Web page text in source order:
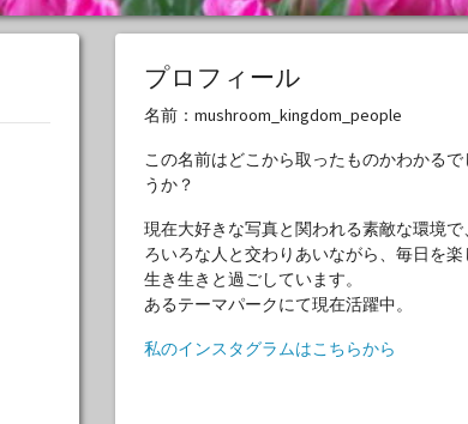
プロフィール
名前：mushroom_kingdom_people
この名前はどこから取ったものかわかるで
うか？
現在大好きな写真と関われる素敵な環境で
ろいろな人と交わりあいながら、毎日を楽
生き生きと過ごしています。
あるテーマパークにて現在活躍中。
私のインスタグラムはこちらから